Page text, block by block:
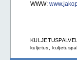
WWW:
kuljetus ,